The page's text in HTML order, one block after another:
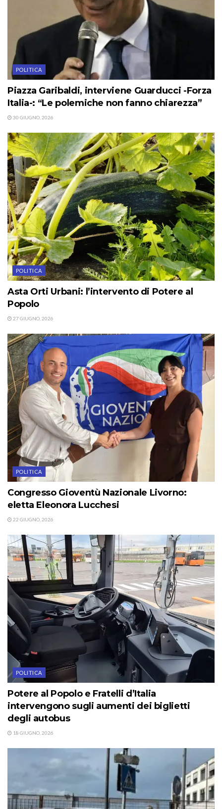
POLITICA
Piazza Garibaldi, interviene Guarducci -Forza
Italia-: “Le polemiche non fanno chiarezza”
30 GIUGNO, 2026
POLITICA
Asta Orti Urbani: l’intervento di Potere al
Popolo
27 GIUGNO, 2026
POLITICA
Congresso Gioventù Nazionale Livorno:
eletta Eleonora Lucchesi
22 GIUGNO, 2026
POLITICA
Potere al Popolo e Fratelli d’Italia
intervengono sugli aumenti dei biglietti
degli autobus
18 GIUGNO, 2026